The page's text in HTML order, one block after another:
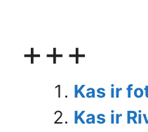
+++
Kas ir
Kas ir